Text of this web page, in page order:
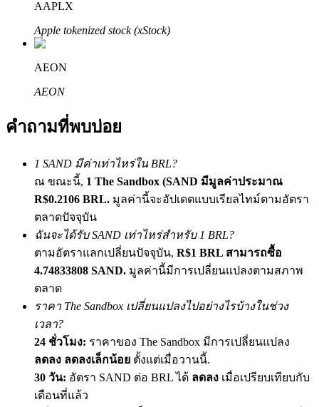
การแนะนำ
เชิญเพื่อนเพื่อรับรางวัลเงินสด
Deposit CASHCAT & Win
Deposit CASHCAT & Win
Share 500000 CASHCAT prize pool
Exclusive for BitMart Users
AAPLX
Apple tokenized stock (xStock)
AEON
AEON
คำถามที่พบบ่อย
1 SAND มีค่าเท่าไหร่ใน BRL?
ณ ขณะนี้, 1 The Sandbox (SAND มีมูลค่าประมาณ
R$0.2106 BRL. มูลค่านี้จะอัปเดตแบบเรียลไทม์ตามอัตรา
ตลาดปัจจุบัน
ฉันจะได้รับ SAND เท่าไหร่สำหรับ 1 BRL?
ตามอัตราแลกเปลี่ยนปัจจุบัน, R$1 BRL สามารถซื้อ
4.74833808 SAND. มูลค่านี้มีการเปลี่ยนแปลงตามสภาพ
ตลาด
ราคา The Sandbox เปลี่ยนแปลงไปอย่างไรบ้างในช่วง
เวลา?
24 ชั่วโมง: ราคาของ The Sandbox มีการเปลี่ยนแปลง
ลดลง ลดลงเล็กน้อย ตั้งแต่เมื่อวานนี้.
30 วัน: อัตรา SAND ต่อ BRL ได้ ลดลง เมื่อเปรียบเทียบกับ
เดือนที่แล้ว